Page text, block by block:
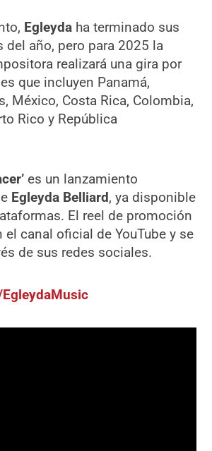
Egleyda ha terminado sus
del año, pero para 2025 la
realizará una gira por
que incluyen Panamá,
México, Costa Rica, Colombia,
Rico y República
es un lanzamiento
Egleyda Belliard, ya disponible
El reel de promoción
el canal oficial de YouTube y se
de sus redes sociales.